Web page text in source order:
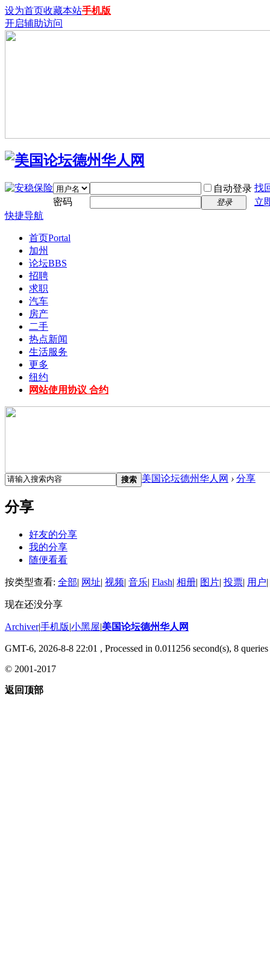
设为首页收藏本站手机版
开启辅助访问
自动登录 找
密码
登录
立
快捷导航
首页Portal
加州
论坛BBS
招聘
求职
汽车
房产
二手
热点新闻
生活服务
更多
纽约
网站使用协议 合约
搜索 美国论坛德州华人网 › 分享
分享
好友的分享
我的分享
随便看看
按类型查看: 全部| 网址| 视频| 音乐| Flash| 相册| 图片| 投票| 用户|
现在还没分享
Archiver|手机版|小黑屋|美国论坛德州华人网
GMT-6, 2026-8-8 22:01 , Processed in 0.011256 second(s), 8 queries
© 2001-2017
返回顶部